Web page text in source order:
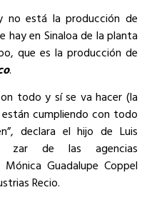
no está la producción de
hay en Sinaloa de la planta
que es la producción de
.
todo y sí se va hacer (la
cumpliendo con todo
declara el hijo de Luis
zar de las agencias
Guadalupe Coppel
Recio.